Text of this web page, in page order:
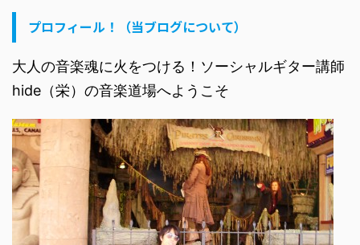
プロフィール！（当ブログについて）
大人の音楽魂に火をつける！ソーシャルギター講師
hide（栄）の音楽道場へようこそ